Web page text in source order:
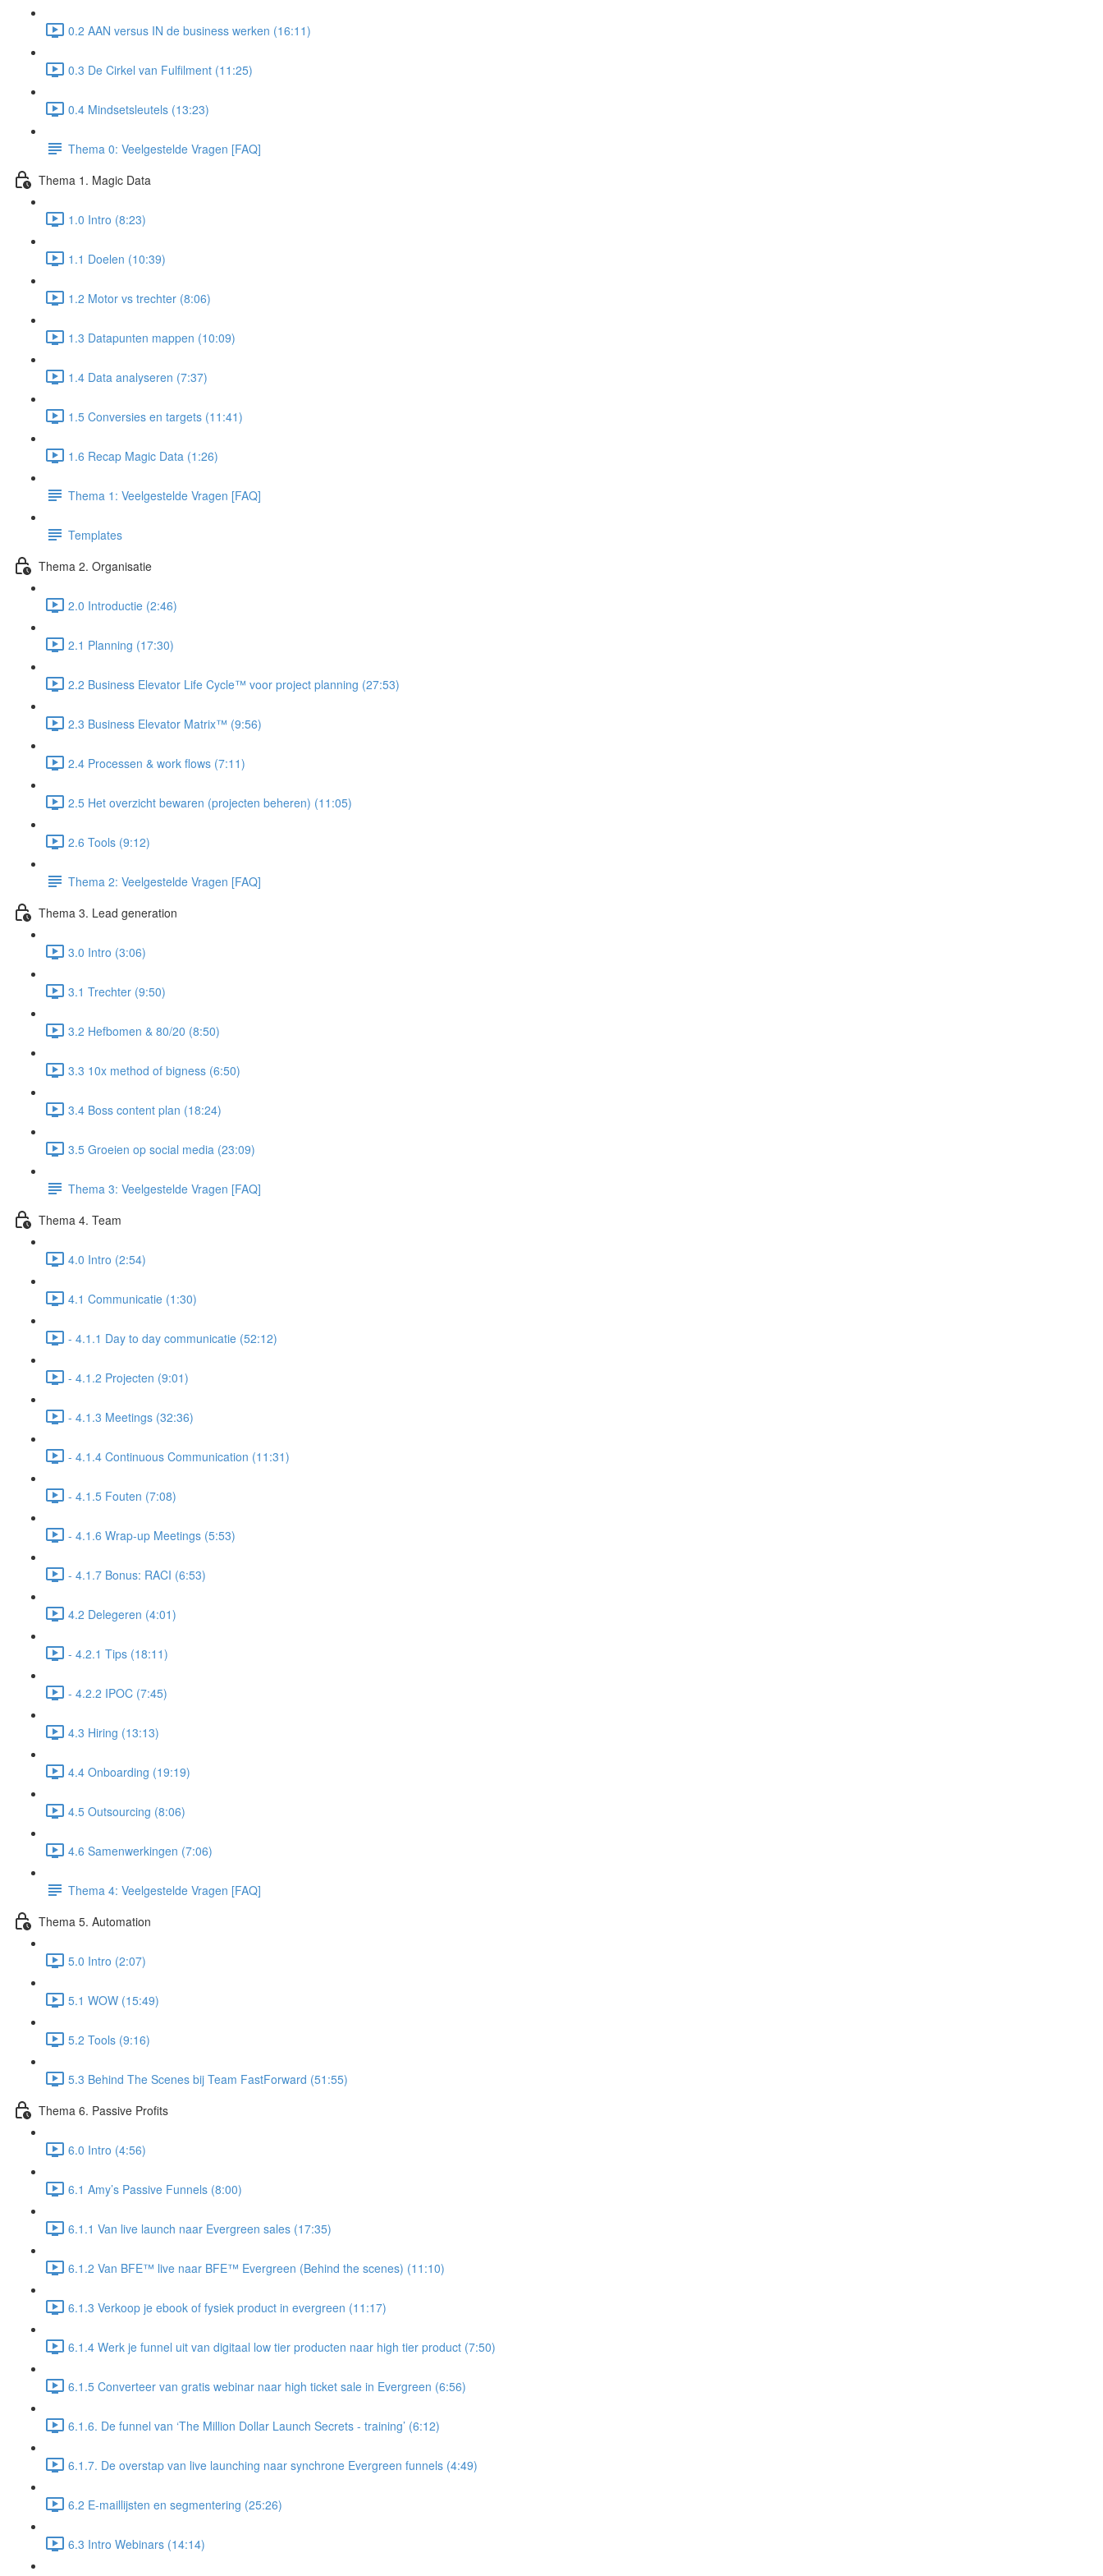
0.2 AAN versus IN de business werken (16:11)
0.3 De Cirkel van Fulfilment (11:25)
0.4 Mindsetsleutels (13:23)
Thema 0: Veelgestelde Vragen [FAQ]
Thema 1. Magic Data
1.0 Intro (8:23)
1.1 Doelen (10:39)
1.2 Motor vs trechter (8:06)
1.3 Datapunten mappen (10:09)
1.4 Data analyseren (7:37)
1.5 Conversies en targets (11:41)
1.6 Recap Magic Data (1:26)
Thema 1: Veelgestelde Vragen [FAQ]
Templates
Thema 2. Organisatie
2.0 Introductie (2:46)
2.1 Planning (17:30)
2.2 Business Elevator Life Cycle™ voor project planning (27:53)
2.3 Business Elevator Matrix™ (9:56)
2.4 Processen & work flows (7:11)
2.5 Het overzicht bewaren (projecten beheren) (11:05)
2.6 Tools (9:12)
Thema 2: Veelgestelde Vragen [FAQ]
Thema 3. Lead generation
3.0 Intro (3:06)
3.1 Trechter (9:50)
3.2 Hefbomen & 80/20 (8:50)
3.3 10x method of bigness (6:50)
3.4 Boss content plan (18:24)
3.5 Groeien op social media (23:09)
Thema 3: Veelgestelde Vragen [FAQ]
Thema 4. Team
4.0 Intro (2:54)
4.1 Communicatie (1:30)
- 4.1.1 Day to day communicatie (52:12)
- 4.1.2 Projecten (9:01)
- 4.1.3 Meetings (32:36)
- 4.1.4 Continuous Communication (11:31)
- 4.1.5 Fouten (7:08)
- 4.1.6 Wrap-up Meetings (5:53)
- 4.1.7 Bonus: RACI (6:53)
4.2 Delegeren (4:01)
- 4.2.1 Tips (18:11)
- 4.2.2 IPOC (7:45)
4.3 Hiring (13:13)
4.4 Onboarding (19:19)
4.5 Outsourcing (8:06)
4.6 Samenwerkingen (7:06)
Thema 4: Veelgestelde Vragen [FAQ]
Thema 5. Automation
5.0 Intro (2:07)
5.1 WOW (15:49)
5.2 Tools (9:16)
5.3 Behind The Scenes bij Team FastForward (51:55)
Thema 6. Passive Profits
6.0 Intro (4:56)
6.1 Amy’s Passive Funnels (8:00)
6.1.1 Van live launch naar Evergreen sales (17:35)
6.1.2 Van BFE™ live naar BFE™ Evergreen (Behind the scenes) (11:10)
6.1.3 Verkoop je ebook of fysiek product in evergreen (11:17)
6.1.4 Werk je funnel uit van digitaal low tier producten naar high tier product (7:50)
6.1.5 Converteer van gratis webinar naar high ticket sale in Evergreen (6:56)
6.1.6. De funnel van ‘The Million Dollar Launch Secrets - training’ (6:12)
6.1.7. De overstap van live launching naar synchrone Evergreen funnels (4:49)
6.2 E-maillijsten en segmentering (25:26)
6.3 Intro Webinars (14:14)